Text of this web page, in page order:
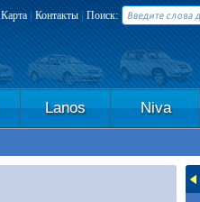
Карта| Контакты | Поиск:
Lanos Niva